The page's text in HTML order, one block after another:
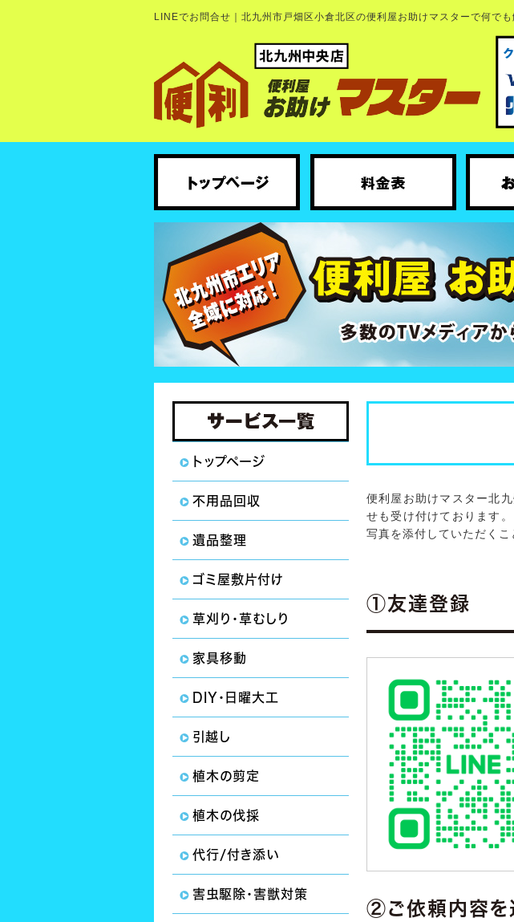
LINEでお問合せ｜北九州市戸畑区小倉北区の便利屋お助けマスターで何で
トップページ
不用品回収
遺品整理
ゴミ屋敷片付け
草刈り・草むしり
家具移動
DIY・日曜大工
引越し
植木の剪定
植木の伐採
代行/付き添い
害虫駆除・害獣対策
便利屋お助けマスター北
せも受け付けております
写真を添付していただくこ
①友達登録
②ご依頼内容を